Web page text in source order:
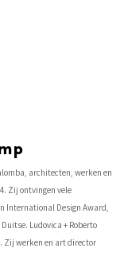
architecten, werken en
Zij ontvingen vele
International Design Award,
Ludovica + Roberto
Zij werken en art director